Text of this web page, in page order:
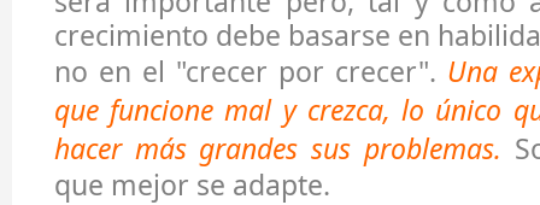
crecimiento debe basarse en
no en el "crecer por crecer". Una
que funcione mal y crezca, lo único
hacer más grandes sus problemas.
que mejor se adapte.